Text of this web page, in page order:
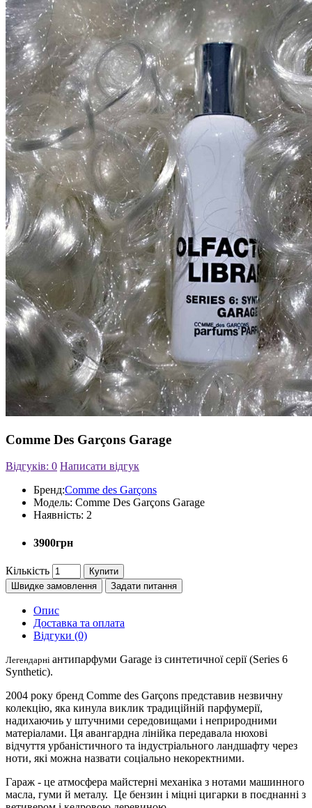
Comme Des Garçons Garage
Відгуків: 0 Написати відгук
Бренд:Comme des Garçons
Модель: Comme Des Garçons Garage
Наявність: 2
3900грн
Кількість
Купити
Швидке замовлення
Задати питання
Опис
Доставка та оплата
Відгуки (0)
Легендарні антипарфуми Garage із синтетичної серії (Series 6
Synthetic).
2004 року бренд Comme des Garçons представив незвичну
колекцію, яка кинула виклик традиційній парфумерії,
надихаючиь у штучними середовищами і неприродними
матеріалами. Ця авангардна лінійка передавала нюхові
відчуття урбаністичного та індустріального ландшафту через
ноти, які можна назвати соціально некоректними.
Гараж - це атмосфера майстерні механіка з нотами машинного
масла, гуми й металу. Це бензин і міцні цигарки в поєднанні з